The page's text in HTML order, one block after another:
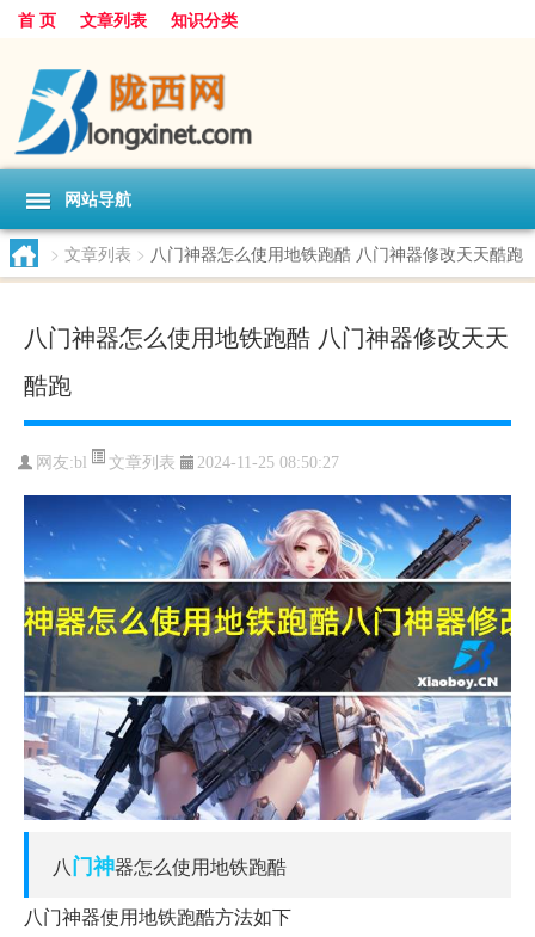
首 页 文章列表 知识分类
网站导航
> 文章列表 > 八门神器怎么使用地铁跑酷 八门神器修改天天酷跑
八门神器怎么使用地铁跑酷 八门神器修改天天
酷跑
网友:bl 文章列表 2024-11-25 08:50:27
八门神器怎么使用地铁跑酷
八门神器使用地铁跑酷方法如下